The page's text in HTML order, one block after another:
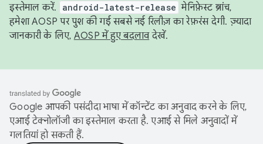
इस्तेमाल करें.
android-latest-release मेनिफ़ेस्ट ब्रांच,
हमेशा AOSP पर पुश की गई सबसे नई रिलीज़ का रेफ़रंस देगी. ज़्यादा
जानकारी के लिए, AOSP में हुए बदलावदेखें.
Google आपकी पसंदीदा भाषा में कॉन्टेंट का अनुवाद करने के लिए,
एआई टेक्नोलॉजी का इस्तेमाल करता है. एआई से मिले अनुवादों में
गलतियां हो सकती हैं.